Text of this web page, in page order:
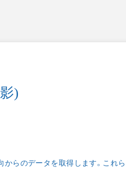
)
からのデータを取得します。これ